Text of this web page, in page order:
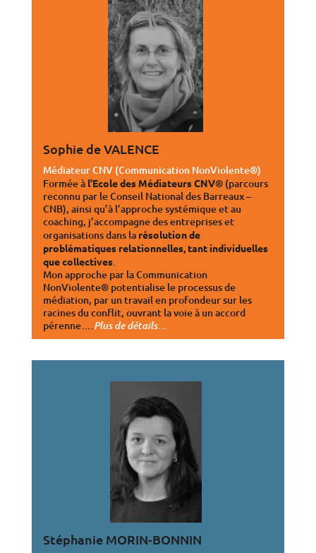
Sophie de VALENCE
Médiateur CNV (Communication NonViolente®)
Formée à l’Ecole des Médiateurs CNV® (parcours
reconnu par le Conseil National des Barreaux –
CNB), ainsi qu’à l’approche systémique et au
coaching, j’accompagne des entreprises et
organisations dans la résolution de
problématiques relationnelles, tant individuelles
que collectives.
Mon approche par la Communication
NonViolente® potentialise le processus de
médiation, par un travail en profondeur sur les
racines du conflit, ouvrant la voie à un accord
pérenne….Plus de détails…
Stéphanie MORIN-BONNIN